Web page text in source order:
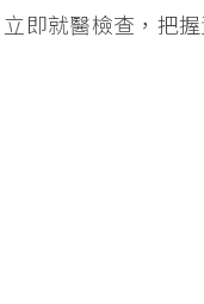
即就醫檢查，把